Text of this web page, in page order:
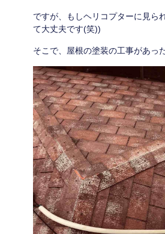
ですが、もしヘリコプターに見ら
て大丈夫です(笑))
そこで、屋根の塗装の工事があっ